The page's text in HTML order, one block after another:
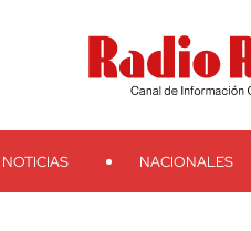
TelegramTeveo Ivoox RSS
NOTICIAS NACIONALES